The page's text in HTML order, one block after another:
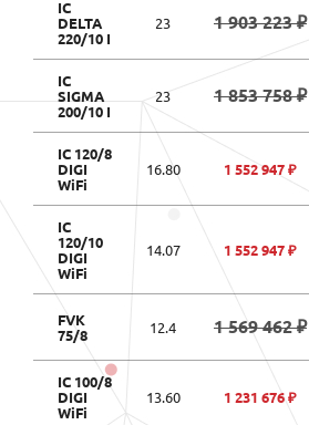
IC
DELTA
220/10 I
23 1 903 223 ₽
IC
SIGMA
200/10 I
23 1 853 758 ₽
IC 120/8
DIGI
WiFi
16.80 1 552 947 ₽
IC
120/10
DIGI
WiFi
14.07 1 552 947 ₽
FVK
75/8
12.4 1 569 462 ₽
IC 100/8
DIGI
WiFi
13.60 1 231 676 ₽